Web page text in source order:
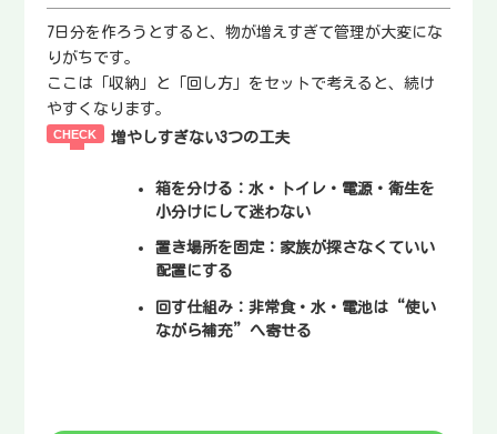
7日分を作ろうとすると、物が増えすぎて管理が大変にな
りがちです。
ここは「収納」と「回し方」をセットで考えると、続け
やすくなります。
増やしすぎない3つの工夫
箱を分ける：水・トイレ・電源・衛生を
小分けにして迷わない
置き場所を固定： 家族が探さなくていい
配置にする
回す仕組み：非常食・水・電池は“使い
ながら補充”へ寄せる